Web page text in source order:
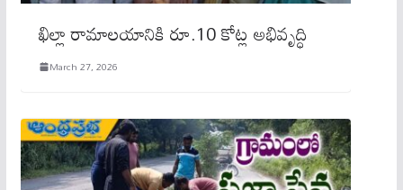
ఖిల్లా రామాలయానికి రూ.10 కోట్ల అభివృద్ధి
March 27, 2026